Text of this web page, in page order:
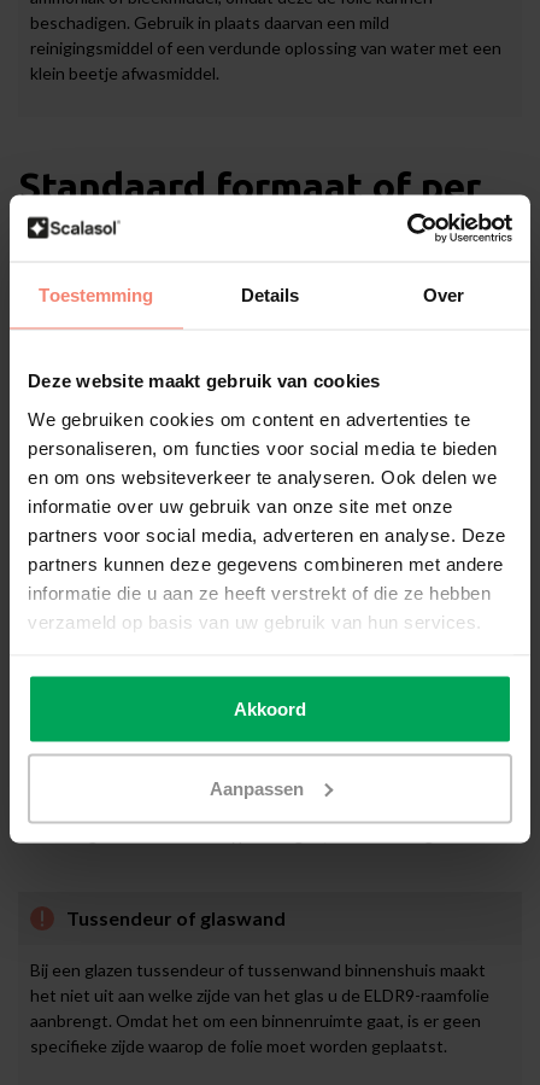
Toestemming Details Over
Deze website maakt gebruik van cookies
We gebruiken cookies om content en advertenties te
personaliseren, om functies voor social media te bieden
en om ons websiteverkeer te analyseren. Ook delen we
informatie over uw gebruik van onze site met onze
partners voor social media, adverteren en analyse. Deze
partners kunnen deze gegevens combineren met andere
informatie die u aan ze heeft verstrekt of die ze hebben
verzameld op basis van uw gebruik van hun services.
Akkoord
Aanpassen
beschadigen. Gebruik in plaats daarvan een mild
reinigingsmiddel of een verdunde oplossing van water met een
klein beetje afwasmiddel.
Standaard formaat of per
rol bestellen
Verschillende opties
formaat'. Heeft u een groot project en geeft u de voorkeur aan het
bestellen van de ELDR9 per rol? Dan kunt u deze via het tabblad
'Hele rol' bestellen. De ELDR9 is verkrijgbaar op een rol met een
afmeting van 152 cm × 30 meter.
Montage
Voorbereiding
de nodige voorbereidingen te treffen. U dient het glas grondig te
SCALASOL® TO-PREPARE
Montage binnenzijde glas
Tussendeur of glaswand
Bij een glazen tussendeur of tussenwand binnenshuis maakt
het niet uit aan welke zijde van het glas u de ELDR9-raamfolie
aanbrengt. Omdat het om een binnenruimte gaat, is er geen
specifieke zijde waarop de folie moet worden geplaatst.